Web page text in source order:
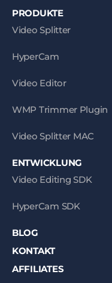
PRODUKTE
Video Splitter
HyperCam
Video Editor
WMP Trimmer Plugin
Video Splitter MAC
ENTWICKLUNG
Video Editing SDK
HyperCam SDK
BLOG
KONTAKT
AFFILIATES